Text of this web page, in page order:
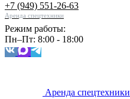
+7 (949) 551-26-63
Аренда спецтехники
Режим работы:
Пн–Пт: 8:00 - 18:00
Аренда спецтехники